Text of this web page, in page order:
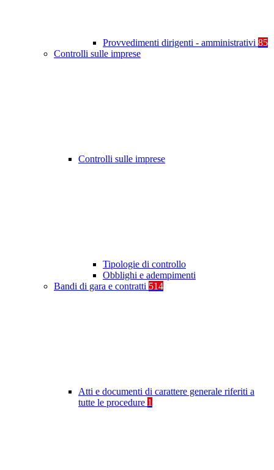
Provvedimenti dirigenti - amministrativi 85
Controlli sulle imprese
Controlli sulle imprese
Tipologie di controllo
Obblighi e adempimenti
Bandi di gara e contratti 514
Atti e documenti di carattere generale riferiti a
tutte le procedure 1